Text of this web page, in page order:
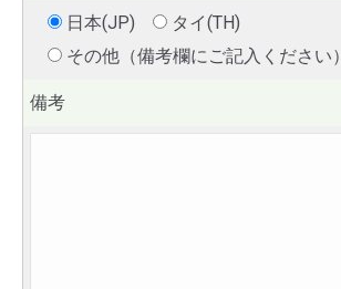
日本(JP)
タイ(TH)
その他（備考欄にご記入ください）
備考